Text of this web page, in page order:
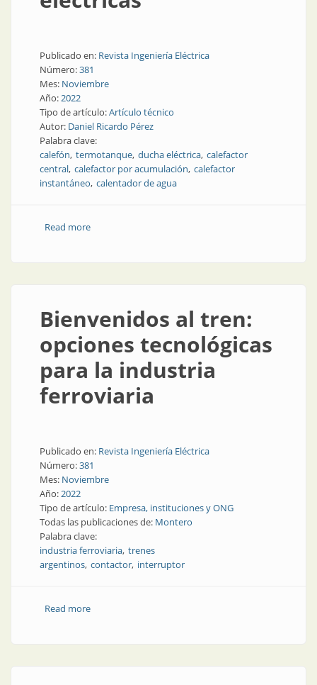
Publicado en: Revista Ingeniería Eléctrica
Número:381
Mes: Noviembre
Año:2022
Tipo de artículo:Artículo técnico
Autor: Daniel Ricardo Pérez
Palabra clave:
calefón termotanque ducha eléctrica calefactor
central calefactor por acumulación calefactor
instantáneo calentador de agua
Read moreabout Riesgos de las duchas eléctricas
Bienvenidos al tren:
opciones tecnológicas
para la industria
ferroviaria
Publicado en: Revista Ingeniería Eléctrica
Número:381
Mes: Noviembre
Año:2022
Tipo de artículo: Empresa, instituciones y ONG
Todas las publicaciones de: Montero
Palabra clave:
industria ferroviaria trenes
argentinos contactor interruptor
Read moreabout Bienvenidos al tren: opciones tecnológicas para